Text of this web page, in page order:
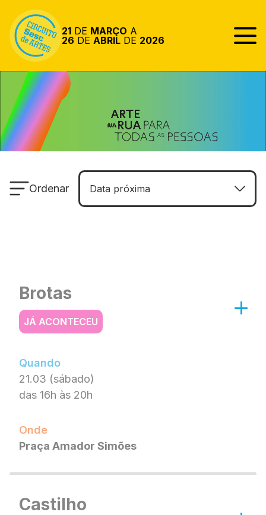
Pular para o conteúdo
21 DE MARÇO A
26 DE ABRIL DE 2026
Ordenar Data próxima
Brotas
JÁ ACONTECEU
Quando
21.03 (sábado)
das 16h às 20h
Onde
Praça Amador Simões
Castilho